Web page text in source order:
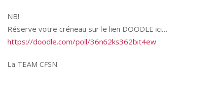
NB!
Réserve votre créneau sur le lien DOODLE ici…
https://doodle.com/poll/36n62ks362bit4ew
La TEAM CFSN